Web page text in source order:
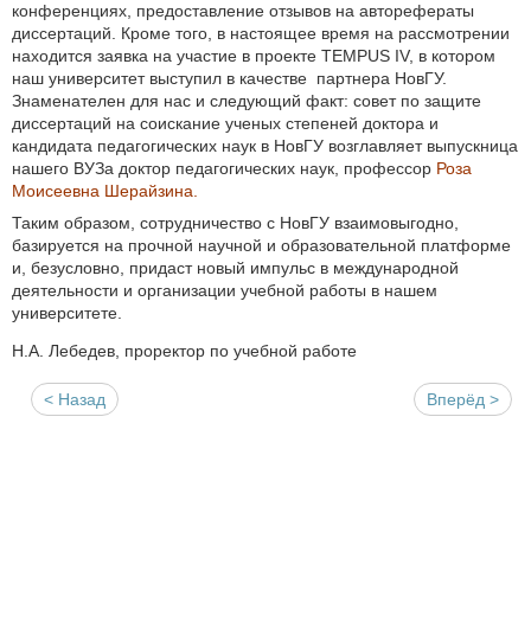
конференциях, предоставление отзывов на авторефераты
диссертаций. Кроме того, в настоящее время на рассмотрении
находится заявка на участие в проекте TEMPUS IV, в котором
наш университет выступил в качестве партнера НовГУ.
Знаменателен для нас и следующий факт: совет по защите
диссертаций на соискание ученых степеней доктора и
кандидата педагогических наук в НовГУ возглавляет выпускница
нашего ВУЗа доктор педагогических наук, профессор Роза
Моисеевна Шерайзина.
Таким образом, сотрудничество с НовГУ взаимовыгодно,
базируется на прочной научной и образовательной платформе
и, безусловно, придаст новый импульс в международной
деятельности и организации учебной работы в нашем
университете.
Н.А. Лебедев, проректор по учебной работе
< Назад Вперёд >